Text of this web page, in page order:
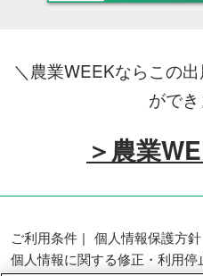
＼農業WEEKならこの
がで
＞農業
ご利用条件
個人情報保護方針
個人情報に関する修正・利用停